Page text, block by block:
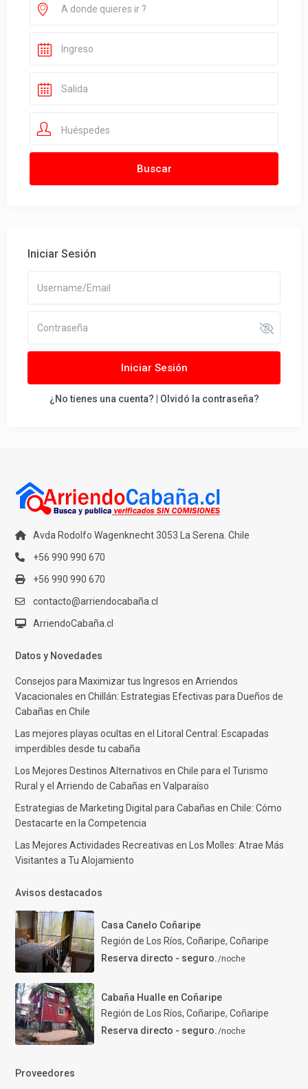
Huéspedes
Iniciar Sesión
Iniciar Sesión
¿No tienes una cuenta? Olvidó la contraseña?
Avda Rodolfo Wagenknecht 3053 La Serena. Chile
+56 990 990 670
+56 990 990 670
contacto@arriendocabaña.cl
ArriendoCabaña.cl
Datos y Novedades
Consejos para Maximizar tus Ingresos en Arriendos
Vacacionales en Chillán: Estrategias Efectivas para Dueños de
Cabañas en Chile
Las mejores playas ocultas en el Litoral Central: Escapadas
imperdibles desde tu cabaña
Los Mejores Destinos Alternativos en Chile para el Turismo
Rural y el Arriendo de Cabañas en Valparaíso
Estrategias de Marketing Digital para Cabañas en Chile: Cómo
Destacarte en la Competencia
Las Mejores Actividades Recreativas en Los Molles: Atrae Más
Visitantes a Tu Alojamiento
Avisos destacados
Casa Canelo Coñaripe
Región de Los Ríos, Coñaripe, Coñaripe
Reserva directo - seguro./noche
Cabaña Hualle en Coñaripe
Región de Los Ríos, Coñaripe, Coñaripe
Reserva directo - seguro./noche
Proveedores